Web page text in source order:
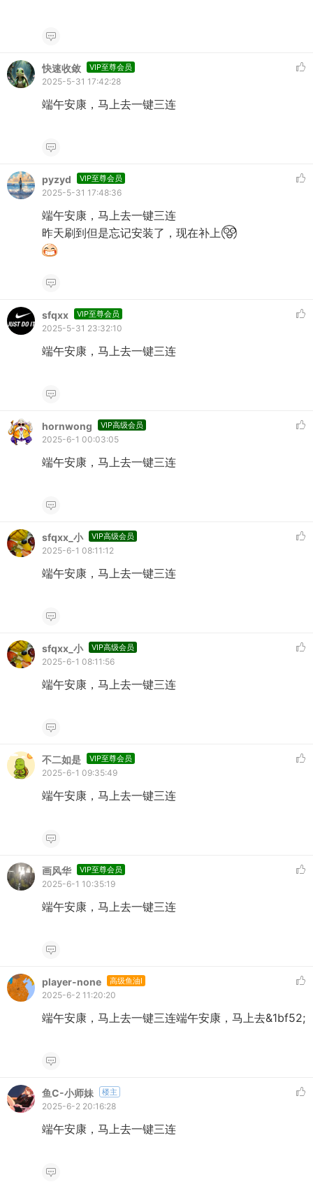
快速收敛 VIP至尊会员
2025-5-31 17:42:28
端午安康，马上去一键三连
pyzyd VIP至尊会员
2025-5-31 17:48:36
端午安康，马上去一键三连
昨天刷到但是忘记安装了，现在补上
sfqxx VIP至尊会员
2025-5-31 23:32:10
端午安康，马上去一键三连
hornwong VIP高级会员
2025-6-1 00:03:05
端午安康，马上去一键三连
sfqxx_小 VIP高级会员
2025-6-1 08:11:12
端午安康，马上去一键三连
sfqxx_小 VIP高级会员
2025-6-1 08:11:56
端午安康，马上去一键三连
不二如是 VIP至尊会员
2025-6-1 09:35:49
端午安康，马上去一键三连
画风华 VIP至尊会员
2025-6-1 10:35:19
端午安康，马上去一键三连
player-none 高级鱼油I
2025-6-2 11:20:20
端午安康，马上去一键三连端午安康，马上去&1bf52;
鱼C-小师妹 楼主
2025-6-2 20:16:28
端午安康，马上去一键三连